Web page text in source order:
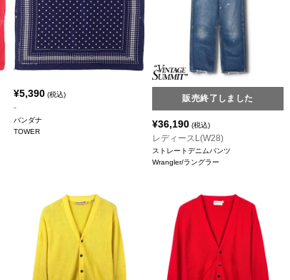
¥5,390 (税込)
-
バンダナ
TOWER
販売終了しました
¥36,190 (税込)
レディースL(W28)
ストレートデニムパンツ
Wrangler/ラングラー